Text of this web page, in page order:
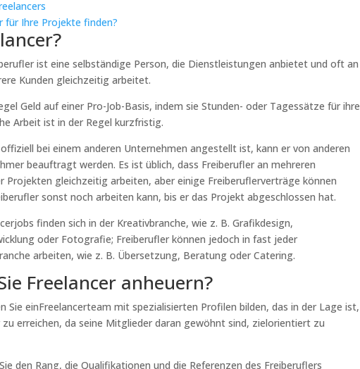
für Ihre Projekte finden?
ist eine selbständige Person, die Dienstleistungen anbietet und oft an
Kunden gleichzeitig arbeitet.
Geld auf einer Pro-Job-Basis, indem sie Stunden- oder Tagessätze für ihre
Arbeit ist in der Regel kurzfristig.
bei einem anderen Unternehmen angestellt ist, kann er von anderen
beauftragt werden. Es ist üblich, dass Freiberufler an mehreren
Projekten gleichzeitig arbeiten, aber einige Freiberuflerverträge können
sonst noch arbeiten kann, bis er das Projekt abgeschlossen hat.
finden sich in der Kreativbranche, wie z. B. Grafikdesign,
oder Fotografie; Freiberufler können jedoch in fast jeder
arbeiten, wie z. B. Übersetzung, Beratung oder Catering.
Freelancer anheuern?
Sie einFreelancerteam mit spezialisierten Profilen bilden, das in der Lage ist,
erreichen, da seine Mitglieder daran gewöhnt sind, zielorientiert zu
den Rang, die Qualifikationen und die Referenzen des Freiberuflers